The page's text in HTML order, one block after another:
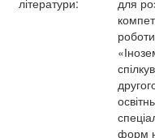
літератури:
для
форм